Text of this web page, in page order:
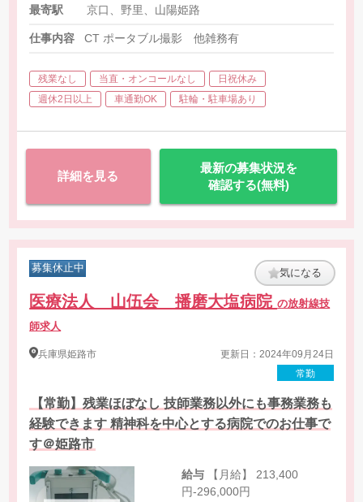
最寄駅 京口、野里、山陽姫路
仕事内容 CT ポータブル撮影 他雑務有
残業なし 当直・オンコールなし
日祝休み
週休2日以上
車通勤OK 駐輪・駐車場あり
詳細を見る
最新の募集状況を
確認する(無料)
募集休止中 気になる
医療法人 山伍会 播磨大塩病院の放射線技
師求人
兵庫県姫路市
更新日：2024年09月24日
常勤
【常勤】残業ほぼなし 技師業務以外にも事務業務も
経験できます 精神科を中心とする病院でのお仕事で
す＠姫路市
給与
円-296,000円